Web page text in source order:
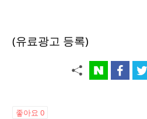
(유료광고 등록)
좋아요 0